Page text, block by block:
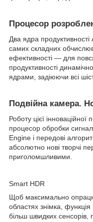
Процесор
Два ядра
самих складних
ефективності — для
продуктивності
ядрами, задіюючи всі
Подвійна камера.
Роботу цієї
процесор обробки
Engine і передові
абсолютно нові творчі
приголомшливими.
Smart HDR
Щоб максимально
областях знімка,
більш швидких